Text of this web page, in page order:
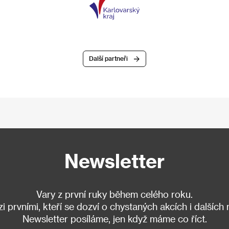
Další partneři
Newsletter
Vary z první ruky během celého roku.
prvními, kteří se dozví o chystaných akcích i dalších
Newsletter posíláme, jen když máme co říct.